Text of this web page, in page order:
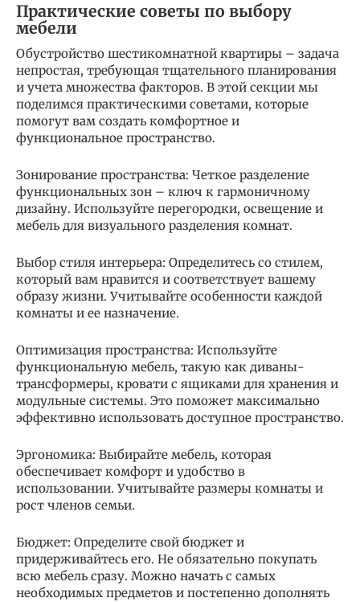
Практические советы по выбору
мебели
Обустройство шестикомнатной квартиры – задача
непростая, требующая тщательного планирования
и учета множества факторов. В этой секции мы
поделимся практическими советами, которые
помогут вам создать комфортное и
функциональное пространство.
Зонирование пространства: Четкое разделение
функциональных зон – ключ к гармоничному
дизайну. Используйте перегородки, освещение и
мебель для визуального разделения комнат.
Выбор стиля интерьера: Определитесь со стилем,
который вам нравится и соответствует вашему
образу жизни. Учитывайте особенности каждой
комнаты и ее назначение.
Оптимизация пространства: Используйте
функциональную мебель, такую как диваны-
трансформеры, кровати с ящиками для хранения и
модульные системы. Это поможет максимально
эффективно использовать доступное пространство.
Эргономика: Выбирайте мебель, которая
обеспечивает комфорт и удобство в
использовании. Учитывайте размеры комнаты и
рост членов семьи.
Бюджет: Определите свой бюджет и
придерживайтесь его. Не обязательно покупать
всю мебель сразу. Можно начать с самых
необходимых предметов и постепенно дополнять